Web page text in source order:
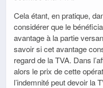
Cela étant, en pratique,
considérer que le
avantage à la partie
savoir si cet avantage
regard de la TVA. Dans
alors le prix de cette
l’indemnité peut devoir la